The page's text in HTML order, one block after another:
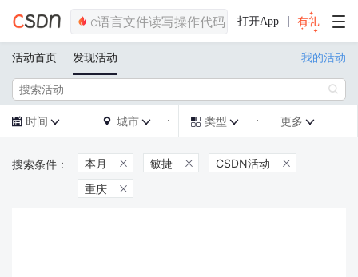
打开App
活动首页 发现活动 我的活动

 时间   城市   类型  更多 
本月  敏捷  CSDN活动 
重庆 